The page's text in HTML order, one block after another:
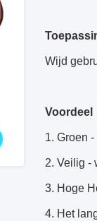
Wijd
Voordeel
1. Groen
2. Veilig -
3. Hoge
4. Het